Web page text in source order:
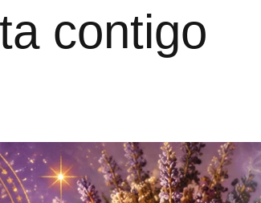
contigo